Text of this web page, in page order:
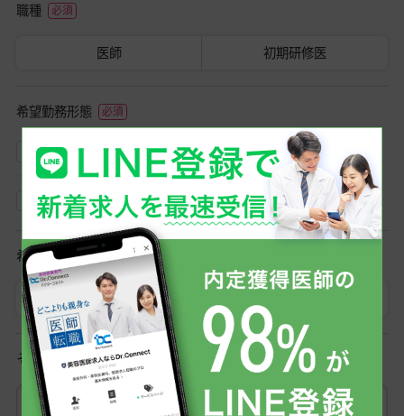
職種
医師 初期研修医
希望勤務形態
常勤
非常勤
希望勤務地
その他ご希望条件など